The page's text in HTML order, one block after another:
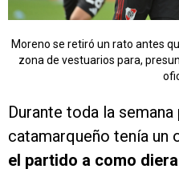
Moreno se retiró un rato antes
zona de vestuarios para,
Durante toda la
catamarqueño tenía un
el partido a como